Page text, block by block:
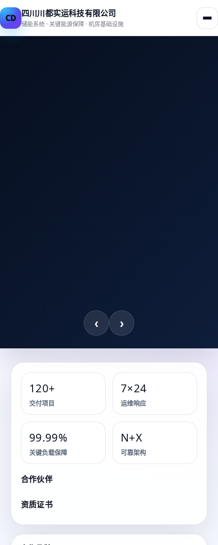
CD 四川川都实运科技有限公司
储能系统 · 关键能源保障 · 机房基础设施
储能系统 · 关键能源保障 · 机房基础设施
关键能源保障与储能系统
解决方案
面向各类关键业务场景，提供咨询、交付、运维的一体化
服务。
看产品
‹ ›
120+
交付项目
7×24
运维响应
99.99%
关键负载保障
N+X
可靠架构
合作伙伴
资质证书